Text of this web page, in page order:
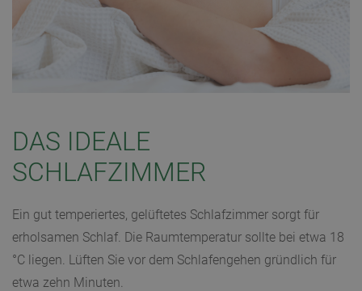
DAS IDEALE
SCHLAFZIMMER
Ein gut temperiertes, gelüftetes Schlafzimmer sorgt für
erholsamen Schlaf. Die Raumtemperatur sollte bei etwa 18
°C liegen. Lüften Sie vor dem Schlafengehen gründlich für
etwa zehn Minuten.